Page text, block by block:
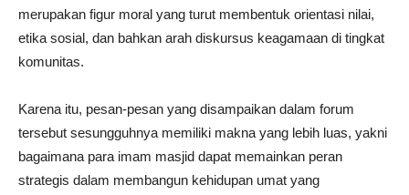
merupakan figur moral yang turut membentuk orientasi nilai,
etika sosial, dan bahkan arah diskursus keagamaan di tingkat
komunitas.
Karena itu, pesan-pesan yang disampaikan dalam forum
tersebut sesungguhnya memiliki makna yang lebih luas, yakni
bagaimana para imam masjid dapat memainkan peran
strategis dalam membangun kehidupan umat yang